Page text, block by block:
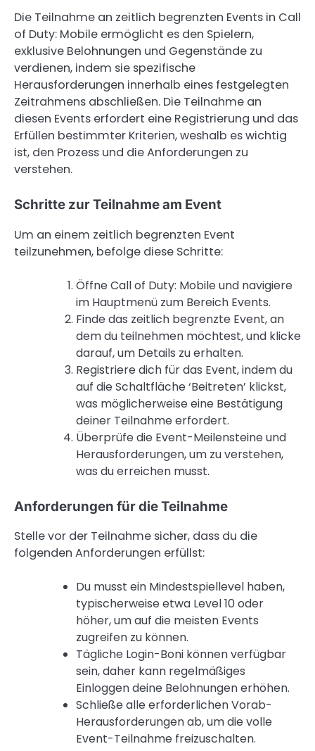
Die Teilnahme an zeitlich begrenzten Events in Call
of Duty: Mobile ermöglicht es den Spielern,
exklusive Belohnungen und Gegenstände zu
verdienen, indem sie spezifische
Herausforderungen innerhalb eines festgelegten
Zeitrahmens abschließen. Die Teilnahme an
diesen Events erfordert eine Registrierung und das
Erfüllen bestimmter Kriterien, weshalb es wichtig
ist, den Prozess und die Anforderungen zu
verstehen.
Schritte zur Teilnahme am Event
Um an einem zeitlich begrenzten Event
teilzunehmen, befolge diese Schritte:
Öffne Call of Duty: Mobile und navigiere
im Hauptmenü zum Bereich Events.
Finde das zeitlich begrenzte Event, an
dem du teilnehmen möchtest, und klicke
darauf, um Details zu erhalten.
Registriere dich für das Event, indem du
auf die Schaltfläche ‘Beitreten’ klickst,
was möglicherweise eine Bestätigung
deiner Teilnahme erfordert.
Überprüfe die Event-Meilensteine und
Herausforderungen, um zu verstehen,
was du erreichen musst.
Anforderungen für die Teilnahme
Stelle vor der Teilnahme sicher, dass du die
folgenden Anforderungen erfüllst:
Du musst ein Mindestspiellevel haben,
typischerweise etwa Level 10 oder
höher, um auf die meisten Events
zugreifen zu können.
Tägliche Login-Boni können verfügbar
sein, daher kann regelmäßiges
Einloggen deine Belohnungen erhöhen.
Schließe alle erforderlichen Vorab-
Herausforderungen ab, um die volle
Event-Teilnahme freizuschalten.